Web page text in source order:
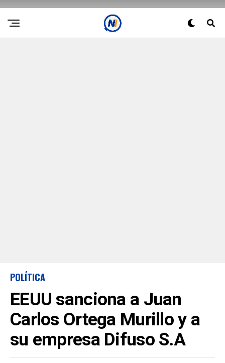
POLÍTICA
EEUU sanciona a Juan
Carlos Ortega Murillo y a
su empresa Difuso S.A